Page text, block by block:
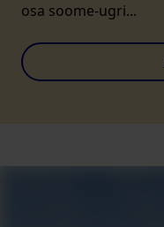
osa soome-ugri...